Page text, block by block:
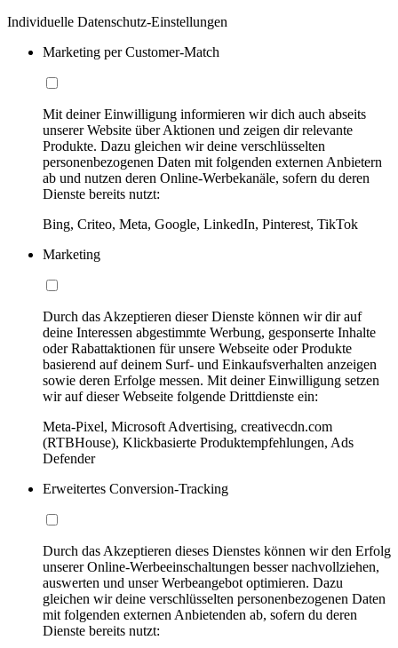
Individuelle Datenschutz-Einstellungen
Marketing per Customer-Match
Mit deiner Einwilligung informieren wir dich auch abseits
unserer Website über Aktionen und zeigen dir relevante
Produkte. Dazu gleichen wir deine verschlüsselten
personenbezogenen Daten mit folgenden externen Anbietern
ab und nutzen deren Online-Werbekanäle, sofern du deren
Dienste bereits nutzt:
Bing, Criteo, Meta, Google, LinkedIn, Pinterest, TikTok
Marketing
Durch das Akzeptieren dieser Dienste können wir dir auf
deine Interessen abgestimmte Werbung, gesponserte Inhalte
oder Rabattaktionen für unsere Webseite oder Produkte
basierend auf deinem Surf- und Einkaufsverhalten anzeigen
sowie deren Erfolge messen. Mit deiner Einwilligung setzen
wir auf dieser Webseite folgende Drittdienste ein:
Meta-Pixel, Microsoft Advertising, creativecdn.com
(RTBHouse), Klickbasierte Produktempfehlungen, Ads
Defender
Erweitertes Conversion-Tracking
Durch das Akzeptieren dieses Dienstes können wir den Erfolg
unserer Online-Werbeeinschaltungen besser nachvollziehen,
auswerten und unser Werbeangebot optimieren. Dazu
gleichen wir deine verschlüsselten personenbezogenen Daten
mit folgenden externen Anbietenden ab, sofern du deren
Dienste bereits nutzt: